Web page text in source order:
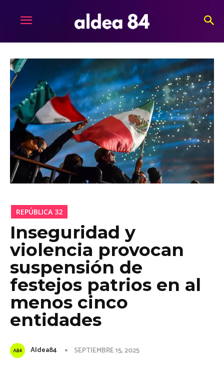
REPÚBLICA 32
Inseguridad y
violencia provocan
suspensión de
festejos patrios en al
menos cinco
entidades
Aldea84 SEPTIEMBRE 15, 2025